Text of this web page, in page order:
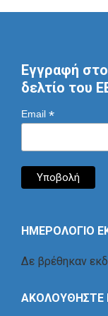
Εγγραφή
δελτίο του
Email *
ΗΜΕΡΟΛΟΓΙΟ
Δε βρέθηκαν
ΑΚΟΛΟΥΘΗΣΤΕ